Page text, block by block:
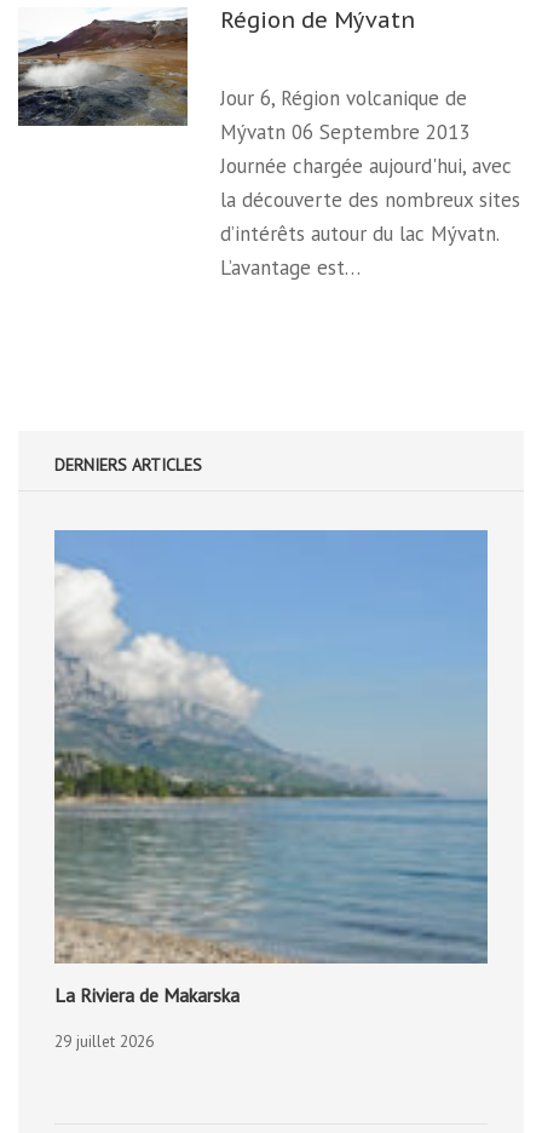
Région de Mývatn
Jour 6, Région volcanique de
Mývatn 06 Septembre 2013
Journée chargée aujourd'hui, avec
la découverte des nombreux sites
d’intérêts autour du lac Mývatn.
L’avantage est…
DERNIERS ARTICLES
La Riviera de Makarska
29 juillet 2026